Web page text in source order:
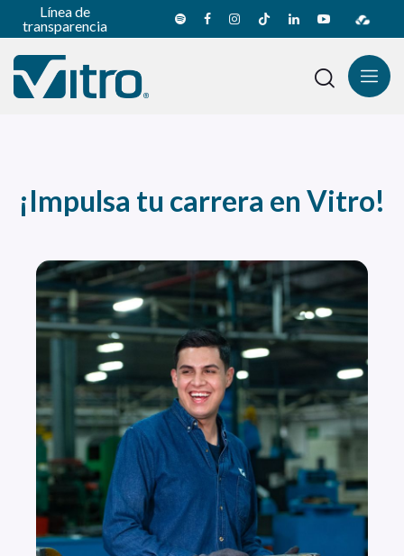
Línea de
transparencia
¡Impulsa tu carrera en Vitro!